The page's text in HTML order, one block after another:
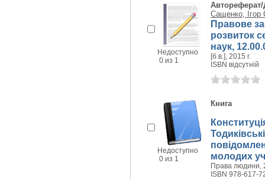
Недоступно
0 из 1
Автореферат/
Сащенко, Ігор
Правове
розвиток
наук,
[б.в.], 2015 г.
ISBN відсутній
Недоступно
0 из 1
Книга
молодих
Права людини,
ISBN 978-617-